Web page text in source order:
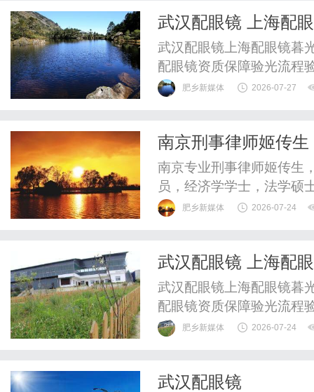
惠，兼顾高专业度与高性
武汉配眼镜 上海配
武汉配眼镜上海配眼镜暮
配眼镜资质保障验光流程
惠，兼顾高专业度与高性
肥乡新媒体 2026-07-27
南京刑事律师姬传生
南京专业刑事律师姬传生
员，经济学学士，法学硕
省直分会会员。江苏刑事
律师资格。专业刑事律师
肥乡新媒体 2026-07-24
武汉配眼镜 上海配
武汉配眼镜上海配眼镜暮
配眼镜资质保障验光流程
惠，兼顾高专业度与高性
肥乡新媒体 2026-07-24
武汉配眼镜